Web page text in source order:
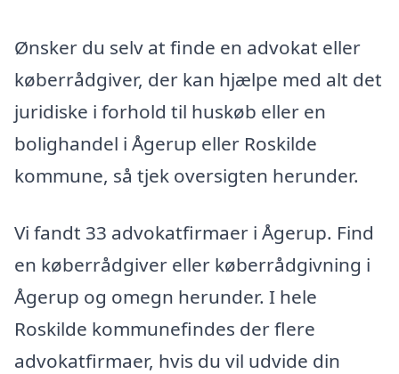
Ønsker du selv at finde en advokat eller
køberrådgiver, der kan hjælpe med alt det
juridiske i forhold til huskøb eller en
bolighandel i Ågerup eller Roskilde
kommune, så tjek oversigten herunder.
Vi fandt 33 advokatfirmaer i Ågerup. Find
en køberrådgiver eller køberrådgivning i
Ågerup og omegn herunder. I hele
Roskilde kommunefindes der flere
advokatfirmaer, hvis du vil udvide din